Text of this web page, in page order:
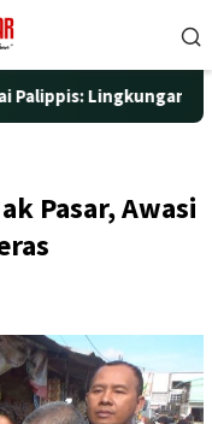
Lingkungan dan
Pasar, Awasi